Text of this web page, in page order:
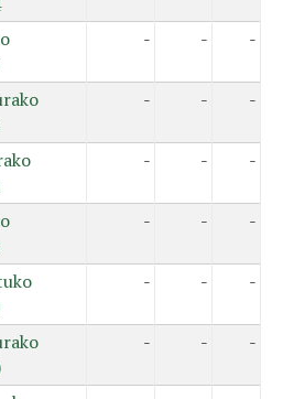
- - -
- - -
- - -
- - -
- - -
- - -